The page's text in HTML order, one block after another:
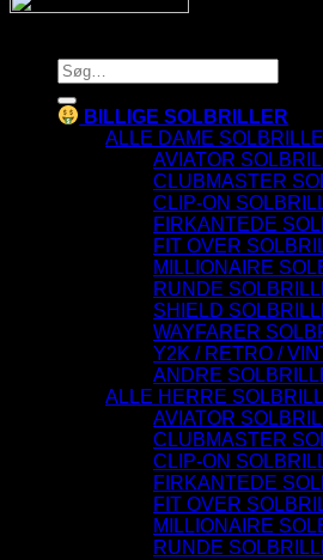
Søg
efter:
BILLIGE SOLBRILLER
ALLE DAME
AVIATOR
CLUBMASTER
CLIP-ON
FIRKANTEDE
FIT OVER
MILLIONAIRE
RUNDE
SHIELD
WAYFARER
Y2K / RETRO /
ANDRE
ALLE HERRE
AVIATOR
CLUBMASTER
CLIP-ON
FIRKANTEDE
FIT OVER
MILLIONAIRE
RUNDE